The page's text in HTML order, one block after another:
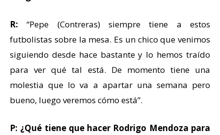
R: “Pepe (Contreras) siempre tiene a estos
futbolistas sobre la mesa. Es un chico que venimos
siguiendo desde hace bastante y lo hemos traído
para ver qué tal está. De momento tiene una
molestia que lo va a apartar una semana pero
bueno, luego veremos cómo está”.
P: ¿Qué tiene que hacer Rodrigo Mendoza para